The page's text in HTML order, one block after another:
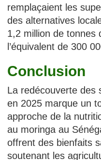
remplaçaient les
des alternatives
1,2 million de tonnes
l’équivalent de 300
Conclusion
La redécouverte des
en 2025 marque un
approche de la
au moringa au
offrent des bienfaits
soutenant les